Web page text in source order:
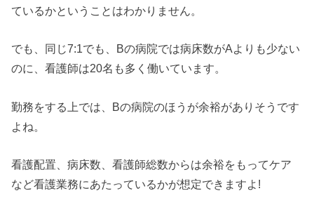
ているかということはわかりません。
でも、同じ7:1でも、Bの病院では病床数がAよりも少ない
のに、看護師は20名も多く働いています。
勤務をする上では、Bの病院のほうが余裕がありそうです
よね。
看護配置、病床数、看護師総数からは余裕をもってケア
など看護業務にあたっているかが想定できますよ!